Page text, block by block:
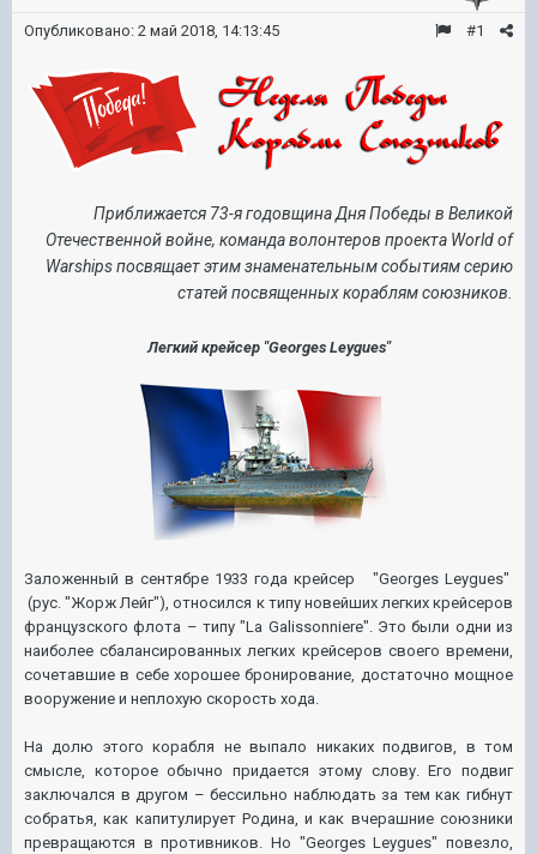
#1
Опубликовано: 2 май 2018, 14:13:45
Приближается 73-я годовщина Дня Победы в Великой
Отечественной войне, команда волонтеров проекта World of
Warships посвящает этим знаменательным событиям серию
статей посвященных кораблям союзников.
Легкий крейсер "Georges Leygues"
Заложенный в сентябре 1933 года крейсер "Georges Leygues"
(рус. "Жорж Лейг"), относился к типу новейших легких крейсеров
французского флота – типу "La Galissonniere". Это были одни из
наиболее сбалансированных легких крейсеров своего времени,
сочетавшие в себе хорошее бронирование, достаточно мощное
вооружение и неплохую скорость хода.
На долю этого корабля не выпало никаких подвигов, в том
смысле, которое обычно придается этому слову. Его подвиг
заключался в другом – бессильно наблюдать за тем как гибнут
собратья, как капитулирует Родина, и как вчерашние союзники
превращаются в противников. Но "Georges Leygues" повезло,